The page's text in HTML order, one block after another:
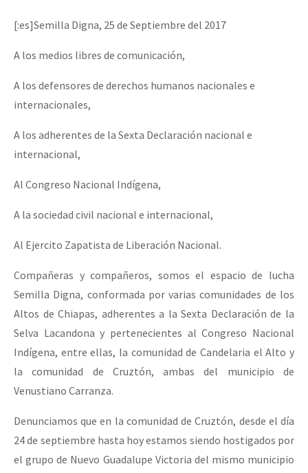
[:es]Semilla Digna, 25 de Septiembre del 2017
A los medios libres de comunicación,
A los defensores de derechos humanos nacionales e
internacionales,
A los adherentes de la Sexta Declaración nacional e
internacional,
Al Congreso Nacional Indígena,
A la sociedad civil nacional e internacional,
Al Ejercito Zapatista de Liberación Nacional.
Compañeras y compañeros, somos el espacio de lucha
Semilla Digna, conformada por varias comunidades de los
Altos de Chiapas, adherentes a la Sexta Declaración de la
Selva Lacandona y pertenecientes al Congreso Nacional
Indígena, entre ellas, la comunidad de Candelaria el Alto y
la comunidad de Cruztón, ambas del municipio de
Venustiano Carranza.
Denunciamos que en la comunidad de Cruztón, desde el día
24 de septiembre hasta hoy estamos siendo hostigados por
el grupo de Nuevo Guadalupe Victoria del mismo municipio